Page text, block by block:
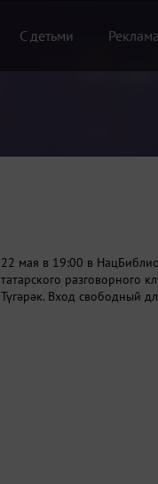
С детьми Реклама
22 мая в 19:00 в
татарского разговорного
Түгәрәк. Вход свободный